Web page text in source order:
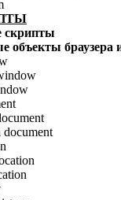
скрипты
объекты браузера
document